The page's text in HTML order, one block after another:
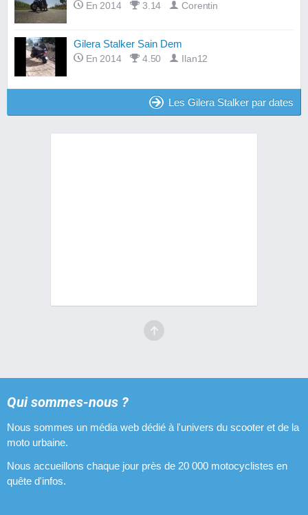
En 2014 3.14 Corentin
Gilera Stalker Sain Dem
En 2014 4.50 Ilan12
Les Gilera Stalker par dates
Qui sommes-nous ?
Nous sommes un média web dédié à l'univers du scooter et de la
moto urbaine.
Nous accueillons chaque jour près de 20 000 motocyclistes en
quête d'infos.